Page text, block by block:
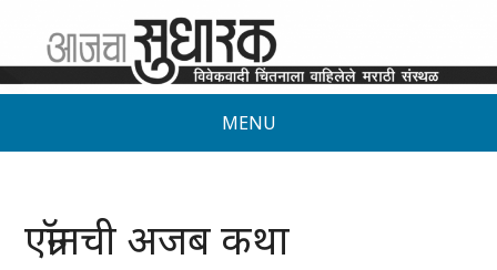
MENU
एन्रॉनची अजब कथा